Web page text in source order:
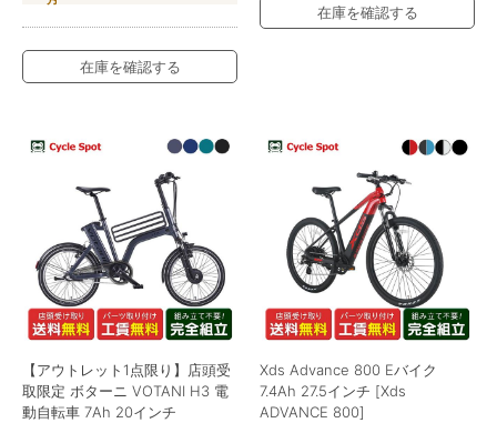
在庫を確認する
在庫を確認する
【アウトレット1点限り】店頭受
取限定 ボターニ VOTANI H3 電
動自転車 7Ah 20インチ
Xds Advance 800 Eバイク
7.4Ah 27.5インチ [Xds
ADVANCE 800]